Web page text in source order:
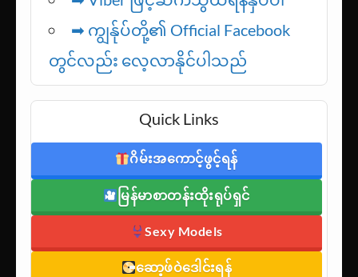
➡ ကျွန်ုပ်တို့၏ Official Facebook
တွင်လည်း လေ့လာနိုင်ပါသည်
Quick Links
ဂိမ်းအကောင့်ဖွင့်ရန်
မြန်မာစာတန်းထိုးရုပ်ရှင်
Sexy Models
ဆော့ဖ်ဝဲဒေါင်းရန်